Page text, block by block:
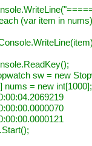
(var item in nums)
sw = new
nums = new int[1000];